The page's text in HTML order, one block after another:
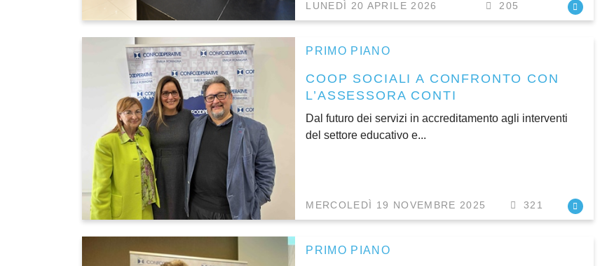
LUNEDÌ 20 APRILE 2026 205
PRIMO PIANO
COOP SOCIALI A CONFRONTO CON
L’ASSESSORA CONTI
Dal futuro dei servizi in accreditamento agli interventi
del settore educativo e...
MERCOLEDÌ 19 NOVEMBRE 2025 321
PRIMO PIANO